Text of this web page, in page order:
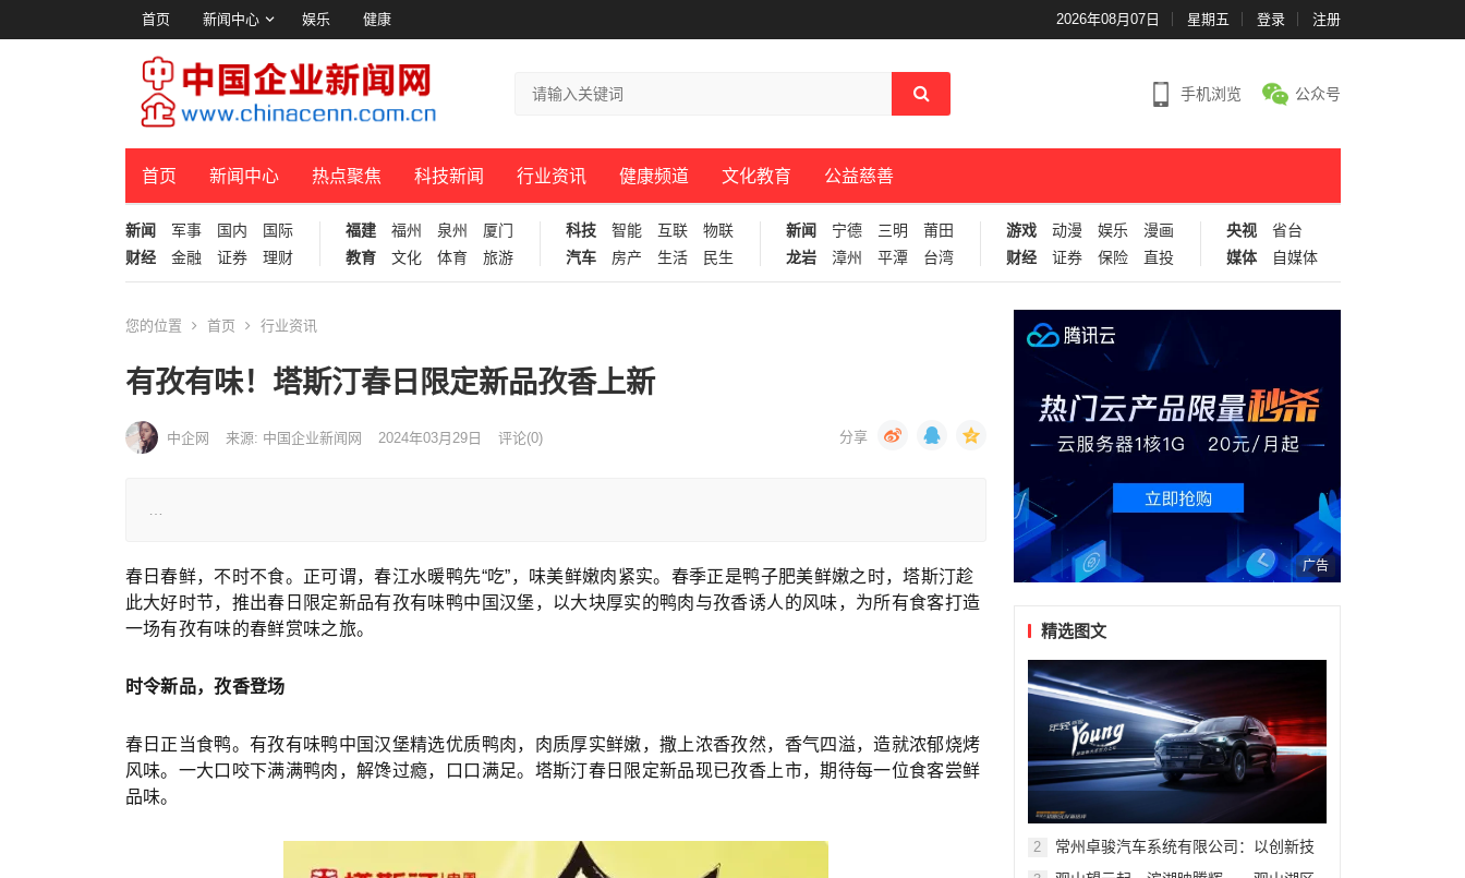
首页 新闻中心 娱乐 健康 2026年08月07日 星期五 登录 注册
手机浏览 公众号
首页 新闻中心 热点聚焦 科技新闻 行业资讯 健康频道 文化教育 公益慈善
新闻 军事 国内
国际
财经
金融 证券 理财
福建 福州 泉州
厦门
教育
文化 体育 旅游
科技 智能 互联
物联
汽车
房产 生活 民生
新闻 宁德 三明
莆田
龙岩
漳州 平潭 台湾
游戏 动漫 娱乐
漫画
财经
证券 保险 直投
央视
省台
媒体
自媒体
您的位置 首页 行业资讯
有孜有味！塔斯汀春日限定新品孜香上新
中企网 来源: 中国企业新闻网 2024年03月29日 评论(0)
春日春鲜，不时不食。正可谓，春江水暖鸭先“吃”，味美鲜嫩肉紧实。春季正是鸭子肥美鲜嫩之时，塔斯汀趁
此大好时节，推出春日限定新品有孜有味鸭中国汉堡，以大块厚实的鸭肉与孜香诱人的风味，为所有食客打造
一场有孜有味的春鲜赏味之旅。
时令新品，孜香登场
春日正当食鸭。有孜有味鸭中国汉堡精选优质鸭肉，肉质厚实鲜嫩，撒上浓香孜然，香气四溢，造就浓郁烧烤
风味。一大口咬下满满鸭肉，解馋过瘾，口口满足。塔斯汀春日限定新品现已孜香上市，期待每一位食客尝鲜
品味。
广告
精选图文
2
常州卓骏汽车系统有限公司：以创新技